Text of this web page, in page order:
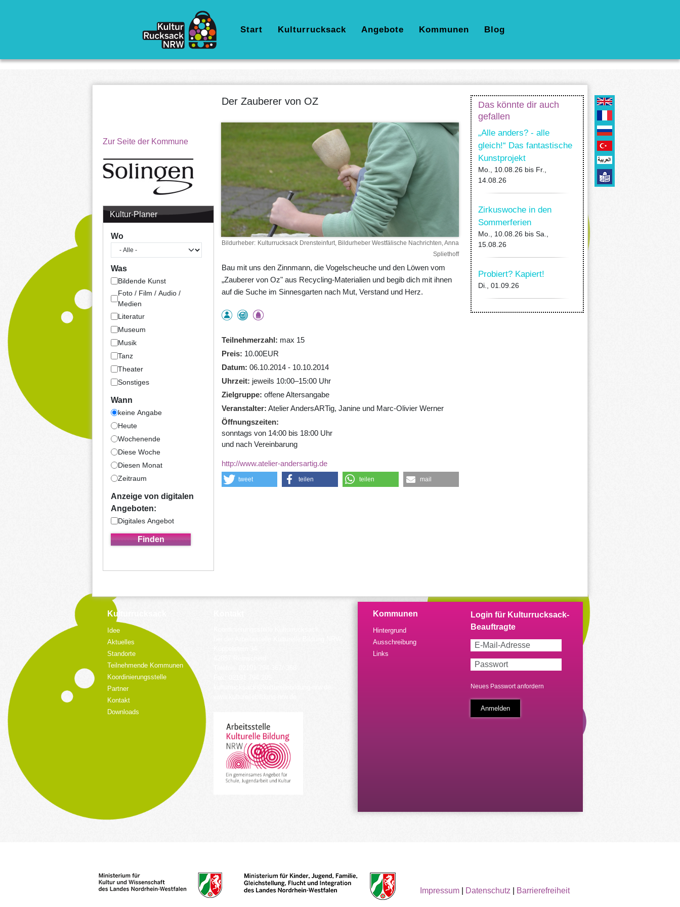
Hauptnavigation
Start Kulturrucksack Angebote Kommunen Blog
Zur Seite der Kommune
Kultur-Planer
Wo
Was
Bildende Kunst
Foto / Film / Audio /
Medien
Literatur
Museum
Musik
Tanz
Theater
Sonstiges
Wann
keine Angabe
Heute
Wochenende
Diese Woche
Diesen Monat
Zeitraum
Anzeige von digitalen
Angeboten:
Digitales Angebot
Der Zauberer von OZ
Bildurheber
Kulturrucksack Drensteinfurt, Bildurheber Westfälische Nachrichten, Anna
Spliethoff
Bau mit uns den Zinnmann, die Vogelscheuche und den Löwen vom
„Zauberer von Oz" aus Recycling-Materialien und begib dich mit ihnen
auf die Suche im Sinnesgarten nach Mut, Verstand und Herz.
Teilnehmerzahl
max 15
Preis
10.00EUR
Datum 06.10.2014 - 10.10.2014
Uhrzeit
jeweils 10:00–15:00 Uhr
Zielgruppe offene Altersangabe
Veranstalter Atelier AndersARTig, Janine und Marc-Olivier Werner
Öffnungszeiten
sonntags von 14:00 bis 18:00 Uhr
und nach Vereinbarung
http://www.atelier-andersartig.de
tweet teilen teilen mail
Das könnte dir auch
gefallen
„Alle anders? - alle
gleich!“ Das fantastische
Kunstprojekt
Mo., 10.08.26 bis Fr.,
14.08.26
Zirkuswoche in den
Sommerferien
Mo., 10.08.26 bis Sa.,
15.08.26
Probiert? Kapiert!
Di., 01.09.26
Kulturrucksack
Idee
Aktuelles
Standorte
Teilnehmende Kommunen
Koordinierungsstelle
Partner
Kontakt
Downloads
Kommunen
Hintergrund
Ausschreibung
Links
Neues Passwort anfordern
Impressum| Datenschutz Barrierefreiheit